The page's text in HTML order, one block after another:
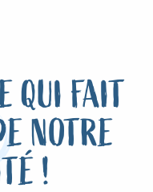
QUI FAIT
NOTRE
!